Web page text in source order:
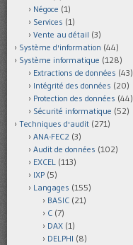
Négoce (1)
Services (1)
Vente au détail (3)
Système d'information (44)
Système informatique (128)
Extractions de données (43)
Intégrité des données (20)
Protection des données (44)
Sécurité informatique (52)
Techniques d'audit (271)
ANA-FEC2 (3)
Audit de données (102)
EXCEL (113)
IXP (5)
Langages (155)
BASIC (21)
C (7)
DAX (1)
DELPHI (8)